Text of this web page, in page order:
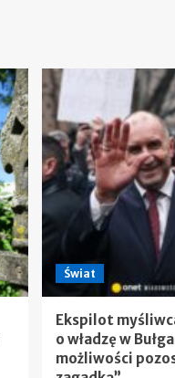
Świat
Ekspilot
o władzę w
możliwości